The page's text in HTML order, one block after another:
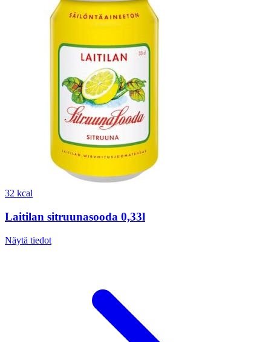
32 kcal
Laitilan sitruunasooda 0,33l
Näytä tiedot